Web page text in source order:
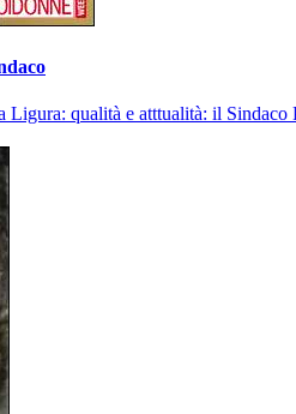
qualità e atttualità: il Sindaco